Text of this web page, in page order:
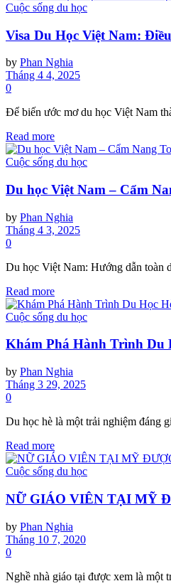
Cuộc sống du học
Visa Du Học Việt Nam:
by Phan Nghia
Tháng 4 4, 2025
0
Để biến ước mơ du học Việt Nam
Read more
Cuộc sống du học
Du học Việt Nam – Cẩm
by Phan Nghia
Tháng 4 3, 2025
0
Du học Việt Nam: Hướng dẫn toàn
Read more
Cuộc sống du học
Khám Phá Hành Trình Du
by Phan Nghia
Tháng 3 29, 2025
0
Du học hè là một trải nghiệm đáng
Read more
Cuộc sống du học
NỮ GIÁO VIÊN TẠI MỸ
by Phan Nghia
Tháng 10 7, 2020
0
Nghề nhà giáo tại được xem là một